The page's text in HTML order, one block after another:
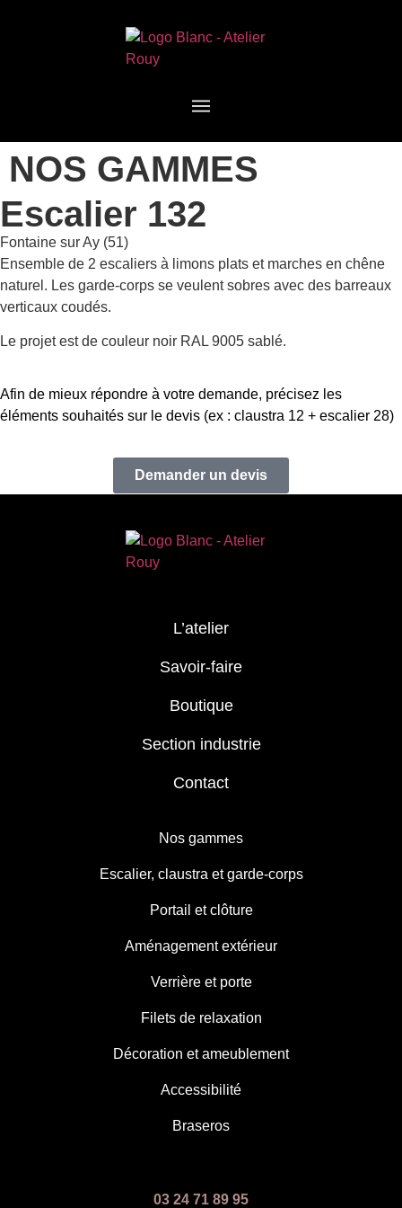
NOS GAMMES
Escalier 132
Fontaine sur Ay (51)
Ensemble de 2 escaliers à limons plats et marches en chêne
naturel. Les garde-corps se veulent sobres avec des barreaux
verticaux coudés.
Le projet est de couleur noir RAL 9005 sablé.
Afin de mieux répondre à votre demande, précisez les
éléments souhaités sur le devis (ex : claustra 12 + escalier 28)
Demander un devis
L’atelier
Savoir-faire
Boutique
Section industrie
Contact
Nos gammes
Escalier, claustra et garde-corps
Portail et clôture
Aménagement extérieur
Verrière et porte
Filets de relaxation
Décoration et ameublement
Accessibilité
Braseros
03 24 71 89 95